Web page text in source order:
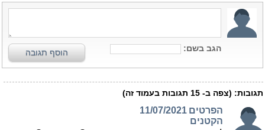
הגב בשם: הוסף תגובה
תגובות: (צפה ב- 15 תגובות בעמוד זה)
הפרטים
הקטנים
11/07/2021